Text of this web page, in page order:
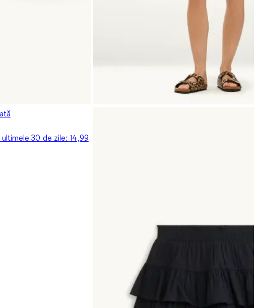
ultimele 30 de zile:14,99